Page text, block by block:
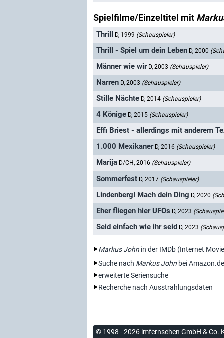
Spielfilme/Einzeltitel mit
Thrill D, 1999 (Schauspieler)
Thrill - Spiel um dein Leben D, 2000
Männer wie wir D, 2003 (Schauspieler)
Narren D, 2003 (Schauspieler)
Stille Nächte D, 2014 (Schauspieler)
4 Könige D, 2015 (Schauspieler)
Effi Briest - allerdings mit anderem
1.000 Mexikaner D, 2016 (Schauspieler)
Marija D/CH, 2016 (Schauspieler)
Sommerfest D, 2017 (Schauspieler)
Lindenberg! Mach dein Ding D, 2020
Eher fliegen hier UFOs D, 2023
Seid einfach wie ihr seid D, 2023
Markus John in der IMDb (Internet
Suche nach Markus John bei Amazon.de
erweiterte Seriensuche
Recherche nach Ausstrahlungsdaten
© 1998 - 2026 imfernsehen GmbH & Co.